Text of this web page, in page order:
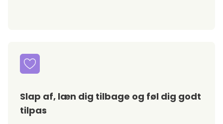
Slap af, læn dig tilbage og føl dig godt
tilpas